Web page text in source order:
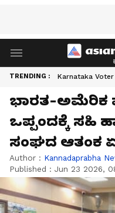
TRENDING : Karnataka
ಭಾರತ-ಅಮೆರಿಕ
ಒಪ್ಪಂದಕ್ಕೆ ಸಹಿ
ಸಂಘದ ಆತಂಕ
Author : Kannadaprabha
Published : Jun 23 2026,